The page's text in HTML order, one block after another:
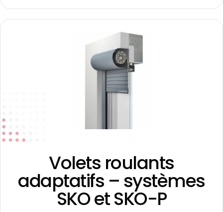
Volets roulants
adaptatifs – systèmes
SKO et SKO-P